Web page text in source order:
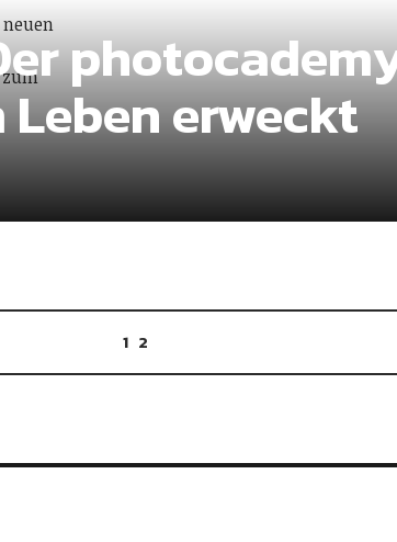
zum
erweckt
1 2